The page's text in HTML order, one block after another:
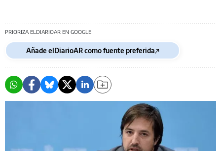
PRIORIZA ELDIARIOAR EN GOOGLE
Añade elDiarioAR como fuente preferida